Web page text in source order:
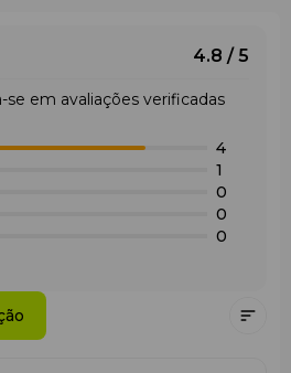
4.8 / 5
se em avaliações verificadas
4
1
0
0
0